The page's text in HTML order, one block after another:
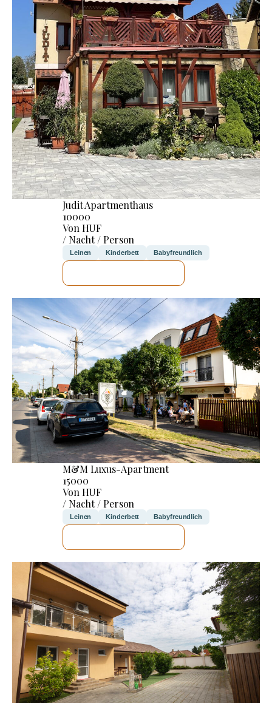
Judit Apartmenthaus
10000
Von HUF
/ Nacht / Person
Leinen Kinderbett Babyfreundlich
M&M Luxus-Apartment
15000
Von HUF
/ Nacht / Person
Leinen Kinderbett Babyfreundlich